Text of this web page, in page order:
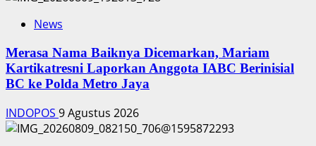
News
‎Merasa Nama Baiknya Dicemarkan, Mariam
Kartikatresni Laporkan Anggota IABC Berinisial
BC ke Polda Metro Jaya
INDOPOS 9 Agustus 2026